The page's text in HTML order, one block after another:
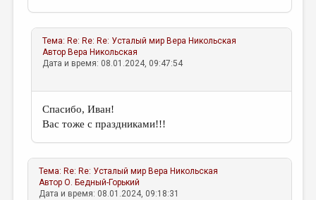
Тема: Re: Re: Re: Усталый мир Вера Никольская
Автор Вера Никольская
Дата и время: 08.01.2024, 09:47:54
Спасибо, Иван!
Вас тоже с праздниками!!!
Тема: Re: Re: Усталый мир Вера Никольская
АвторО. Бедный-Горький
Дата и время: 08.01.2024, 09:18:31